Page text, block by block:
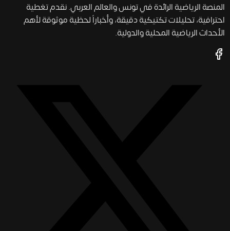
المنصة الرياضية الرائدة في تونس والعالم العربي. نقدم تغطية
احترافية، تحليلات تكتيكية دقيقة، وأخباراً لحظية موثوقة لأهم
الأحداث الرياضية المحلية والدولية.